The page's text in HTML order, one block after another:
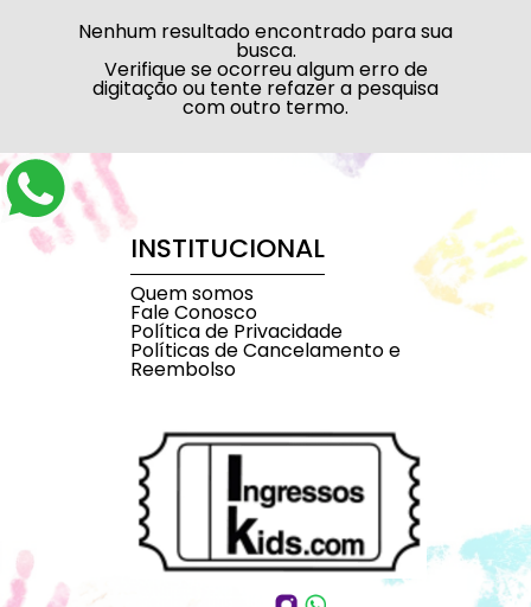
Nenhum resultado encontrado para sua
busca.
Verifique se ocorreu algum erro de
digitação ou tente refazer a pesquisa
com outro termo.
INSTITUCIONAL
Quem somos
Fale Conosco
Política de Privacidade
Políticas de Cancelamento e
Reembolso